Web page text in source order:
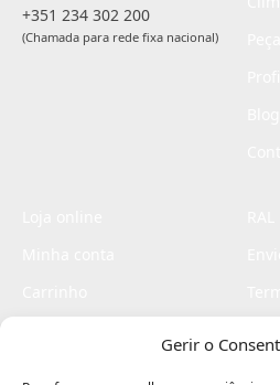
Gerir o
+351 234 302 200
(Chamada para rede fixa nacional)